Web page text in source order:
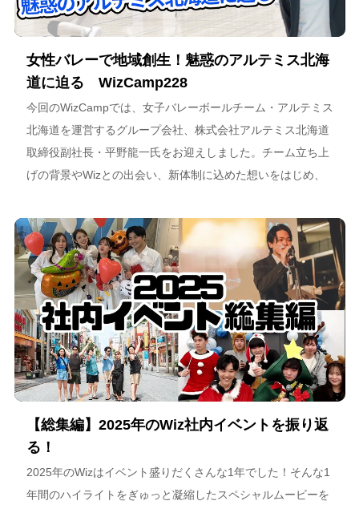
女性バレーで地域創生！魅惑のアルテミス北海
道に迫る WizCamp228
今回のWizCampでは、女子バレーボールチーム・アルテミス
北海道を運営するグループ会社、株式会社アルテミス北海道
取締役副社長・平野龍一氏をお迎えしました。チーム立ち上
げの背景やWizとの出会い、新体制に込めた想いをはじめ、
海道が描く今後のビジョンについて語っています。
【総集編】2025年のWiz社内イベントを振り返
る！
2025年のWizはイベント盛りだくさんな1年でした！そんな1
年間のハイライトをぎゅっと凝縮したスペシャルムービーを